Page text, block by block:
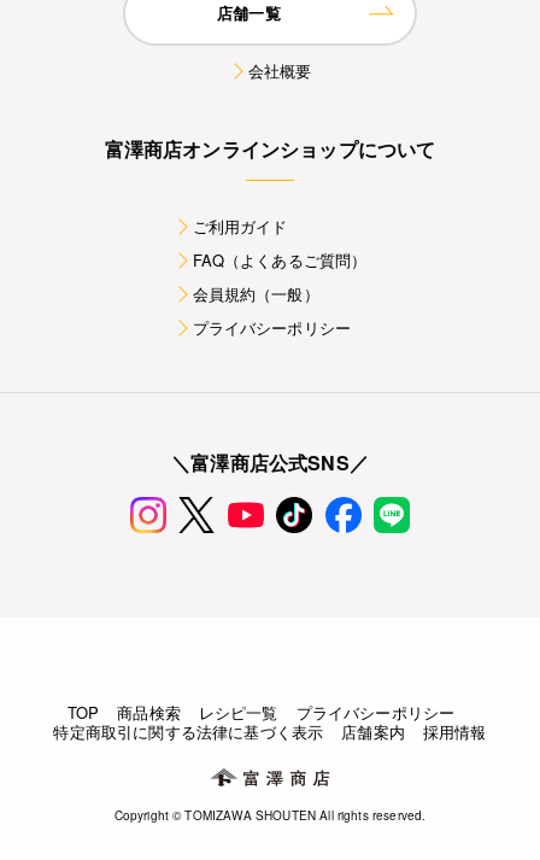
店舗一覧
会社概要
富澤商店オンラインショップについて
ご利用ガイド
FAQ（よくあるご質問）
会員規約（一般）
プライバシーポリシー
＼富澤商店公式SNS／
TOP 商品検索 レシピ一覧
プライバシーポリシー
特定商取引に関する法律に基づく表示
店舗案内 採用情報
Copyright © TOMIZAWA SHOUTEN All rights reserved.